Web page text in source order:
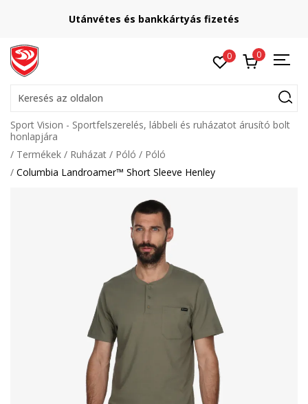
Utánvétes és bankkártyás fizetés
0 0
Keresés az oldalon
Sport Vision - Sportfelszerelés, lábbeli és ruházatot árusító bolt
honlapjára
Termékek
Ruházat Póló
Póló
Columbia Landroamer™ Short Sleeve Henley